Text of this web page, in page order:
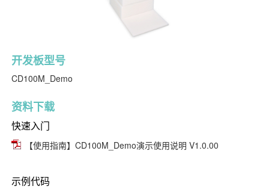
开发板型号
CD100M_Demo
资料下载
快速入门
【使用指南】CD100M_Demo演示使用说明 V1.0.00
示例代码